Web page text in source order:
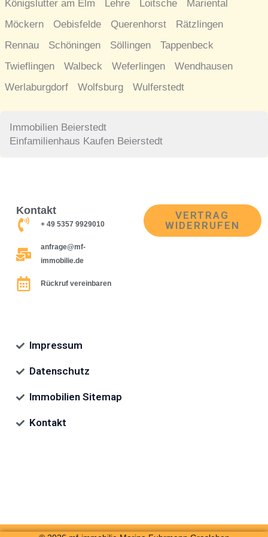
Königslutter am Elm Lehre Loitsche
Mariental
Möckern
Oebisfelde Querenhorst
Rätzlingen
Rennau
Schöningen Söllingen
Tappenbeck
Twieflingen
Walbeck Weferlingen
Wendhausen
Werlaburgdorf
Wolfsburg Wulferstedt
Immobilien Beierstedt
Einfamilienhaus Kaufen Beierstedt
Kontakt
+ 49 5357 9929010
anfrage@mf-
immobilie.de
Rückruf vereinbaren
VERTRAG
WIDERRUFEN
Impressum
Datenschutz
Immobilien Sitemap
Kontakt